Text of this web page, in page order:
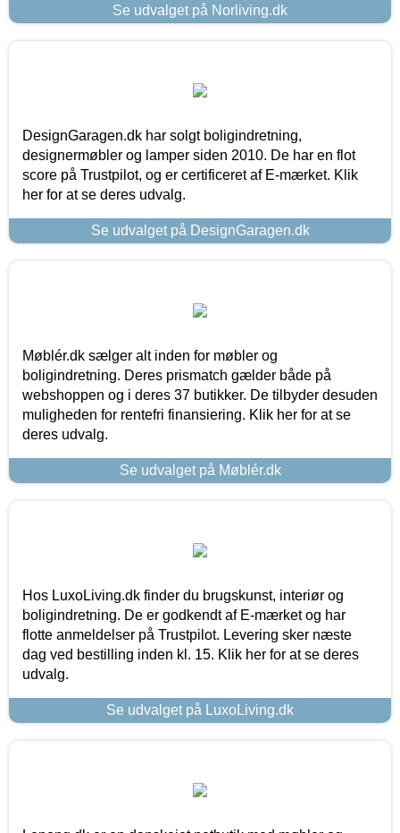
Se udvalget på Norliving.dk
DesignGaragen.dk har solgt boligindretning,
designermøbler og lamper siden 2010. De har en flot
score på Trustpilot, og er certificeret af E-mærket. Klik
her for at se deres udvalg.
Se udvalget på DesignGaragen.dk
Møblér.dk sælger alt inden for møbler og
boligindretning. Deres prismatch gælder både på
webshoppen og i deres 37 butikker. De tilbyder desuden
muligheden for rentefri finansiering. Klik her for at se
deres udvalg.
Se udvalget på Møblér.dk
Hos LuxoLiving.dk finder du brugskunst, interiør og
boligindretning. De er godkendt af E-mærket og har
flotte anmeldelser på Trustpilot. Levering sker næste
dag ved bestilling inden kl. 15. Klik her for at se deres
udvalg.
Se udvalget på LuxoLiving.dk